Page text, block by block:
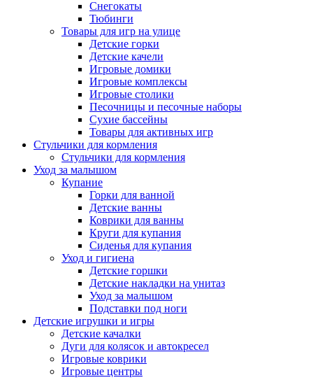
Снегокаты
Тюбинги
Товары для игр на улице
Детские горки
Детские качели
Игровые домики
Игровые комплексы
Игровые столики
Песочницы и песочные наборы
Сухие бассейны
Товары для активных игр
Стульчики для кормления
Стульчики для кормления
Уход за малышом
Купание
Горки для ванной
Детские ванны
Коврики для ванны
Круги для купания
Сиденья для купания
Уход и гигиена
Детские горшки
Детские накладки на унитаз
Уход за малышом
Подставки под ноги
Детские игрушки и игры
Детские качалки
Дуги для колясок и автокресел
Игровые коврики
Игровые центры